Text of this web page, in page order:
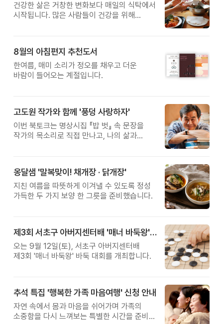
건강한 삶은 거창한 변화보다 매일의 식탁에서
시작됩니다. 많은 사람들이 건강을 위해
받은 이계호 교수와 함께하는 태초먹거리
황금변 캠프
8월의 아침편지 추천도서
한여름, 매미 소리가 정오를 채우고 더운
바람이 들어오는 계절입니다.
고도원 작가와 함께 '풍덩 사랑하자'
이번 북토크는 명상시집 『밥 벗』 속 문장을
작가의 목소리로 직접 만나고, 나의 삶과
옹달샘 '말복맞이! 채개장 · 닭개장'
지친 여름을 따뜻하게 이겨낼 수 있도록 정성
가득한 두 가지 보양 한 그릇을 준비했습니다.
제3회 서초구 아버지센터배 '매너 바둑왕' 대회
오는 9월 12일(토), 서초구 아버지센터배
제3회 '매너 바둑왕' 바둑 대회를 개최합니다.
추석 특집 '행복한 가족 마음여행' 신청 안내
자연 속에서 몸과 마음을 쉬어가며 가족의
소중함을 다시 느껴보는 특별한 시간을 준비해